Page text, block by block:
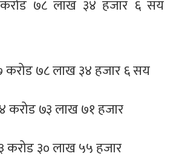
७८ लाख ३४ हजार ६ सय
करोड ७८ लाख ३४ हजार ६ सय
करोड ७३ लाख ७१ हजार
३ करोड ३० लाख ५५ हजार